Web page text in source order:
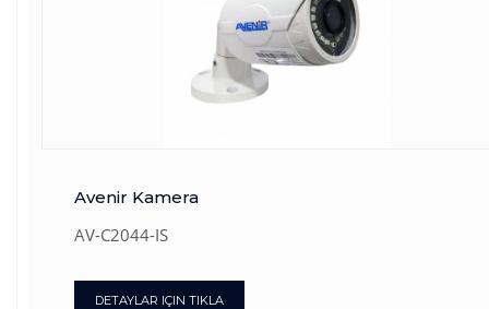
Avenir Kamera
AV-C2044-IS
DETAYLAR IÇIN TIKLA